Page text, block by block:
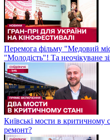
Перемога фільму "Медовий
"Молодість"! Та неочікуване
Київські мости в критичному
ремонт?